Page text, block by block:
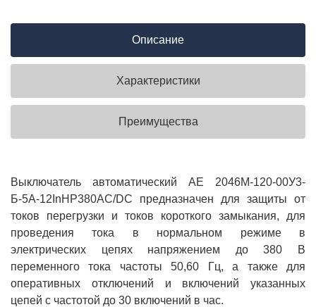
Описание
Характеристики
Преимущества
Выключатель автоматический АЕ 2046М-120-00У3-
Б-5А-12InНР380AC/DC предназначен для защиты от
токов перегрузки и токов короткого замыкания, для
проведения тока в нормальном режиме в
электрических цепях напряжением до 380 В
переменного тока частоты 50,60 Гц, а также для
оперативных отключений и включений указанных
цепей с частотой до 30 включений в час.